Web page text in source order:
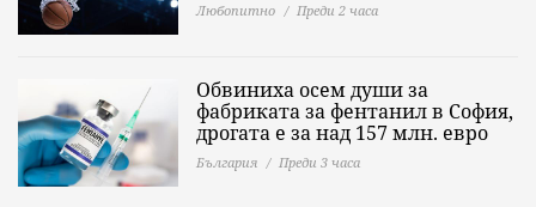
Любопитно Преди 2 часа
Обвиниха осем души за
фабриката за фентанил в София,
дрогата е за над 157 млн. евро
България Преди 3 часа